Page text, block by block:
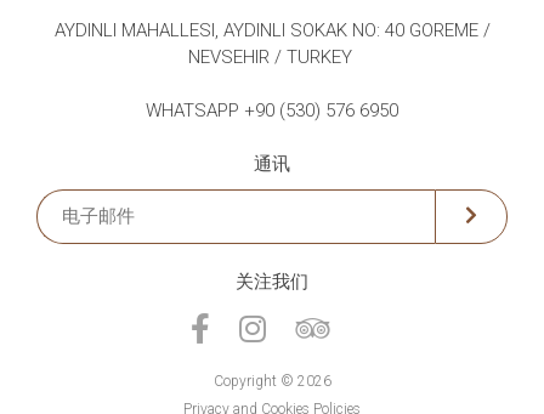
AYDINLI MAHALLESI, AYDINLI SOKAK NO: 40 GOREME /
NEVSEHIR / TURKEY
WHATSAPP +90 (530) 576 6950
通讯
关注我们
Copyright © 2026
Privacy and Cookies Policies